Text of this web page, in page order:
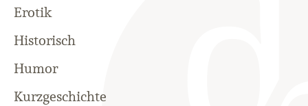
Erotik
Historisch
Humor
Kurzgeschichte